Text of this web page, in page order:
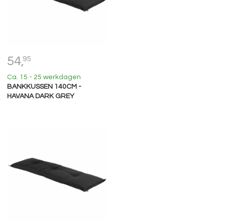
54,95
Ca. 15 - 25 werkdagen
BANKKUSSEN 140CM -
HAVANA DARK GREY